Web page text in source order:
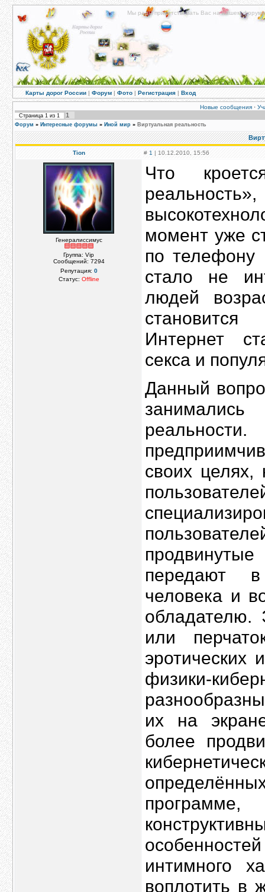
Мы рады приветствовать Вас на нашем
Карты дорог России | Форум | Фото | Регистрация | Вход
Новые сообщения·
Страница 1 из 1 1
Форум » Интересные форумы » Иной мир » Виртуальная реальность
Tion # 1 | 10.12.2010, 15:56
Генералиссимус
Группа: Vip
Сообщений: 7294
Репутация: 0
Статус: Offline
Что
момент уже
по
стало не
людей
Интернет
секса и
Данный
своих целях,
передают
человека и
обладателю.
или
эротических
физики-
их на
более
интимного
воплотить в